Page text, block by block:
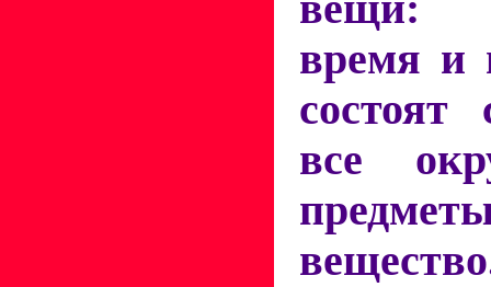
время и
все